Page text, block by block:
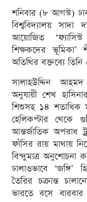
শনিবার (৮ আগস্ট)
বিশ্ববিদ্যালয়
আয়োজিত
শিক্ষকদের
অতিথির বক্তব্যে
সালাহউদ্দিন
অনুযায়ী শেখ
শিশুসহ ১৪ শতাধিক
হেলিকপ্টার থেকে
আন্তর্জাতিক অপরাধ
ফাঁসির রায় মাথায়
বিন্দুমাত্র অনুশোচনা
ঢালাওভাবে ‘জঙ্গি’
তৈরির চক্রান্ত
ভারতে বসে